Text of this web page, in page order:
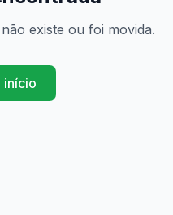
existe ou foi movida.
início